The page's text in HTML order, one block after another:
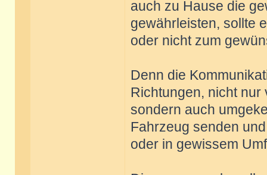
auch zu Hause die
gewährleisten, sollte
oder nicht zum
Denn die
Richtungen, nicht
sondern auch
Fahrzeug senden
oder in gewissem